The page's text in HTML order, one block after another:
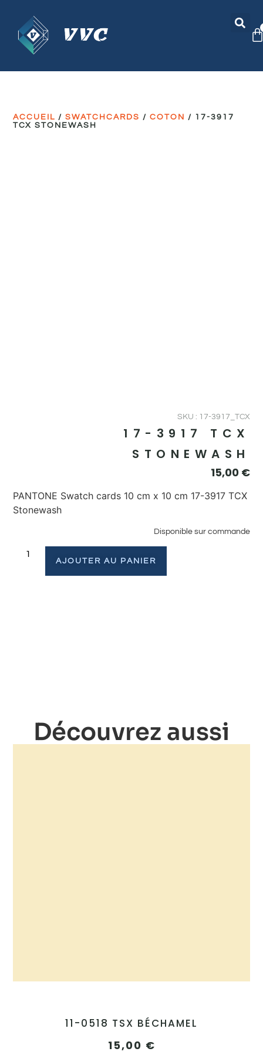
ACCUEIL /SWATCHCARDS /COTON / 17-3917
TCX STONEWASH
SKU : 17-3917_TCX
17-3917 TCX
STONEWASH
15,00 €
PANTONE Swatch cards 10 cm x 10 cm 17-3917 TCX
Stonewash
Disponible sur commande
AJOUTER AU PANIER
Découvrez aussi
11-0518 TSX BÉCHAMEL
15,00 €